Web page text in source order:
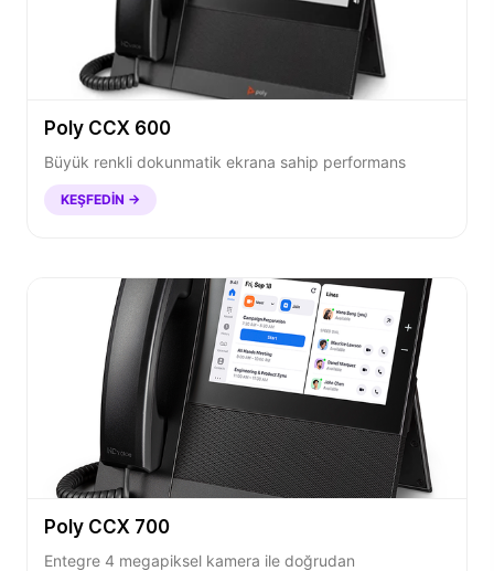
Poly CCX 600
Büyük renkli dokunmatik ekrana sahip performans
KEŞFEDIN →
Poly CCX 700
Entegre 4 megapiksel kamera ile doğrudan